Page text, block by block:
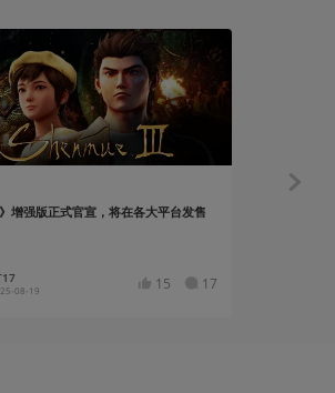
》增强版正式官宣，将在各大平台发售
08-19 15 17
有感而发